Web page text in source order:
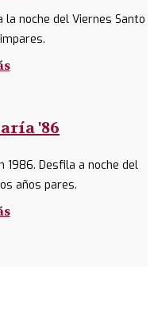
la noche del Viernes Santo
'86
1986. Desfila a noche del
años pares.